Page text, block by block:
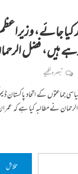
کیا جائے،
ہیں، فضل
تبصرہ لکھیے
جماعتوں کے اتحاد پاکستان
نے مطالبہ کیا ہے کہ
تلاش